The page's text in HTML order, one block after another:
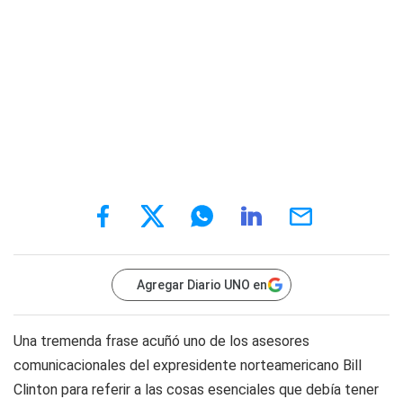
Agregar Diario UNO en
Una tremenda frase acuñó uno de los asesores
comunicacionales del expresidente norteamericano Bill
Clinton para referir a las cosas esenciales que debía tener